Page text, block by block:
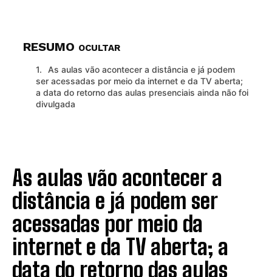
RESUMO OCULTAR
As aulas vão acontecer a distância e já podem
ser acessadas por meio da internet e da TV aberta;
a data do retorno das aulas presenciais ainda não foi
divulgada
As aulas vão acontecer a
distância e já podem ser
acessadas por meio da
internet e da TV aberta; a
data do retorno das aulas